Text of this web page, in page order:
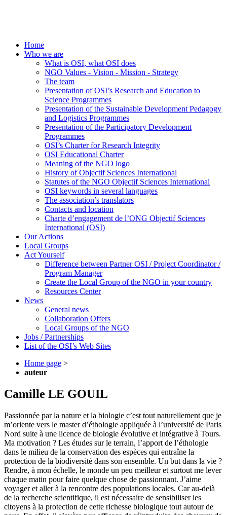
Home
Who we are
What is OSI, what OSI does
NGO Values - Vision - Mission - Strategy
The team
Presentation of OSI’s Research and Education to
Science Programmes
Presentation of the Sustainable Development Pedagogy
and Logistics Programmes
Presentation of the Participatory Development
Programmes
OSI’s Charter for Research Integrity
OSI Educational Charter
Meaning of the NGO logo
History of Objectif Sciences International
Statutes of the NGO Objectif Sciences International
OSI keywords in several languages
The association’s translators
Contacts and location
Charte d’engagement de l’ONG Objectif Sciences
International (OSI)
Our Actions
Local Groups
Act Yourself
Difference between Partner OSI / Project Coordinator /
Program Manager
Create the Local Group of the NGO in your country
Resources Center
News
General news
Collaboration Offers
Local Groups of the NGO
Jobs / Partnerships
List of the OSI’s Web Sites
Home page >
auteur
Camille LE GOUIL
Passionnée par la nature et la biologie c’est tout naturellement que je
m’oriente vers le master d’éthologie appliquée à l’université de Paris
Nord suite à une licence de biologie évolutive et intégrative à Tours.
Ma motivation ? Les études sur le terrain, l’apport de l’éthologie
dans le milieu de la conservation des espèces qui entraîne la
protection de la biodiversité dans son ensemble. Un but dans la vie ?
Rendre, à mon échelle, le monde un peu meilleur et surtout me lever
chaque matin pour faire quelque chose de passionnant. J’aime
voyager et aller à la rencontre des populations locales. Car au-delà
de la recherche scientifique, il est nécessaire de sensibiliser les
citoyens à la protection de cette richesse biologique tout autour de